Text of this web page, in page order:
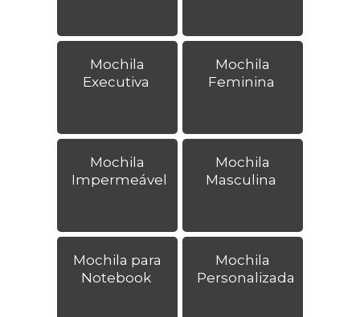
Mochila
Executiva
Mochila
Feminina
Mochila
Impermeável
Mochila
Masculina
Mochila para
Notebook
Mochila
Personalizada